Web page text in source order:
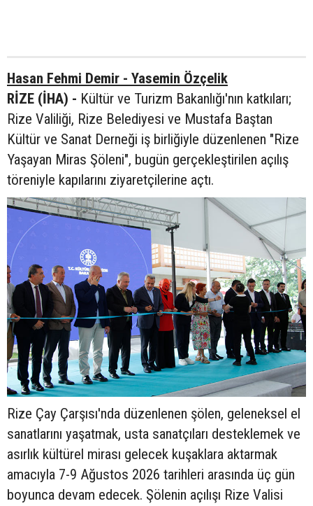
Hasan Fehmi Demir - Yasemin Özçelik
RİZE (İHA) - Kültür ve Turizm Bakanlığı'nın katkıları;
Rize Valiliği, Rize Belediyesi ve Mustafa Baştan
Kültür ve Sanat Derneği iş birliğiyle düzenlenen "Rize
Yaşayan Miras Şöleni", bugün gerçekleştirilen açılış
töreniyle kapılarını ziyaretçilerine açtı.
Rize Çay Çarşısı'nda düzenlenen şölen, geleneksel el
sanatlarını yaşatmak, usta sanatçıları desteklemek ve
asırlık kültürel mirası gelecek kuşaklara aktarmak
amacıyla 7-9 Ağustos 2026 tarihleri arasında üç gün
boyunca devam edecek. Şölenin açılışı Rize Valisi